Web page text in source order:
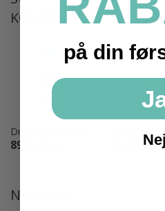
KØBTE OGSÅ
Drikkedunk med f...
89,95 DKK
Enhjørning
84,95 DKK
NYHEDER
på din
Nej